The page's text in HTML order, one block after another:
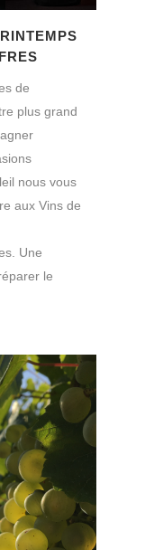
de
plus grand
nous vous
aux Vins de
Une
le